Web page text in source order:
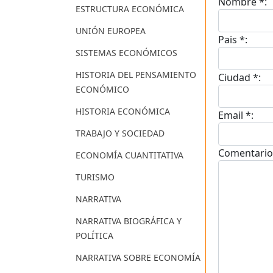
ESTRUCTURA ECONÓMICA
UNIÓN EUROPEA
SISTEMAS ECONÓMICOS
HISTORIA DEL PENSAMIENTO
ECONÓMICO
HISTORIA ECONÓMICA
TRABAJO Y SOCIEDAD
ECONOMÍA CUANTITATIVA
TURISMO
NARRATIVA
NARRATIVA BIOGRÁFICA Y
POLÍTICA
NARRATIVA SOBRE ECONOMÍA
Pais *:
Ciudad *:
Email *: